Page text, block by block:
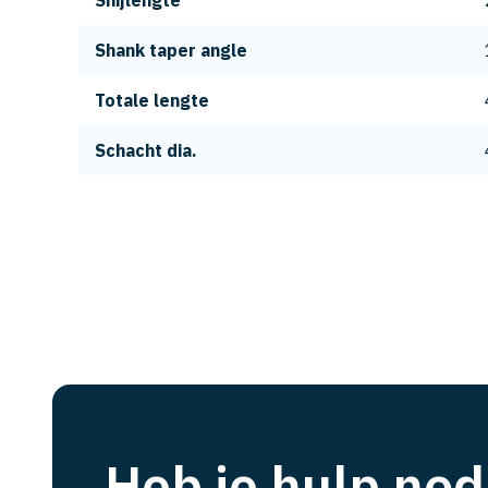
Shank taper angle
Totale lengte
Schacht dia.